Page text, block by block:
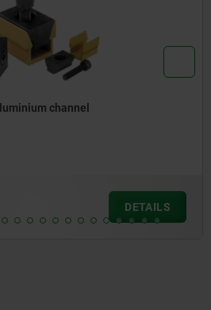
Wedge clamps, steel with machining
plus shipping costs